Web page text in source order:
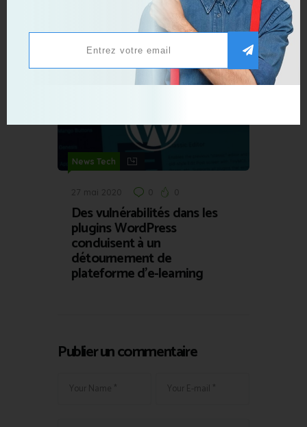
Les rappeurs Bigflo & Oli
font appel à l’IA pour leur
nouveau clip, et ça fait débat
News Tech
27 mai 2020 0 0
Des vulnérabilités dans les
plugins WordPress
conduisent à un
détournement de
plateforme d’e-learning
Publier un commentaire